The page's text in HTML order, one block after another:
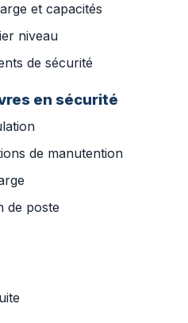
et capacités
niveau
de sécurité
en sécurité
de manutention
de poste